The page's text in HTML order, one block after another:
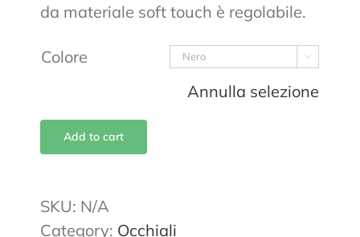
da materiale soft touch è regolabile.
Colore 
Annulla selezione
Add to cart
SKU: N/A
Category: Occhiali